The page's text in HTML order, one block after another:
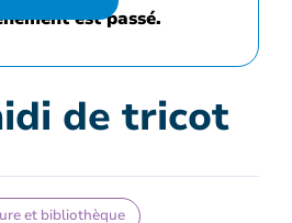
est passé.
de tricot
et bibliothèque